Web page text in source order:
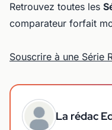
Retrouvez toutes les
comparateur forfait
Souscrire à une Série
La rédac